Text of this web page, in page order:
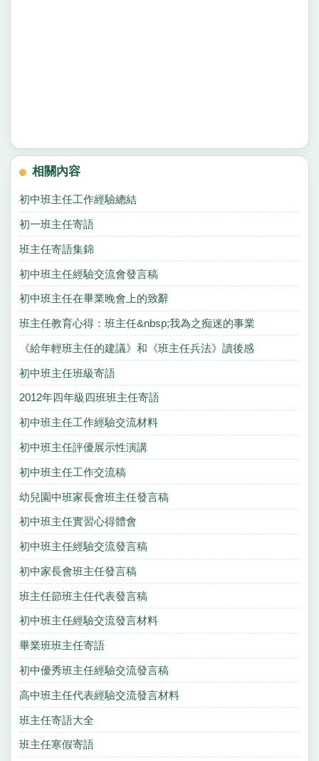
相關內容
初中班主任工作經驗總結
初一班主任寄語
班主任寄語集錦
初中班主任經驗交流會發言稿
初中班主任在畢業晚會上的致辭
班主任教育心得：班主任&nbsp;我為之痴迷的事業
《給年輕班主任的建議》和《班主任兵法》讀後感
初中班主任班級寄語
2012年四年級四班班主任寄語
初中班主任工作經驗交流材料
初中班主任評優展示性演講
初中班主任工作交流稿
幼兒園中班家長會班主任發言稿
初中班主任實習心得體會
初中班主任經驗交流發言稿
初中家長會班主任發言稿
班主任節班主任代表發言稿
初中班主任經驗交流發言材料
畢業班班主任寄語
初中優秀班主任經驗交流發言稿
高中班主任代表經驗交流發言材料
班主任寄語大全
班主任寒假寄語